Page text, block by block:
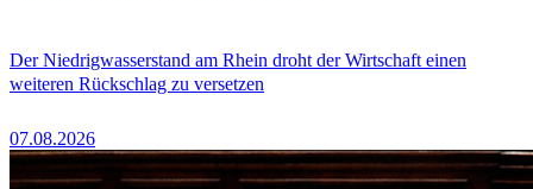
Der Niedrigwasserstand am Rhein droht der Wirtschaft einen
weiteren Rückschlag zu versetzen
07.08.2026